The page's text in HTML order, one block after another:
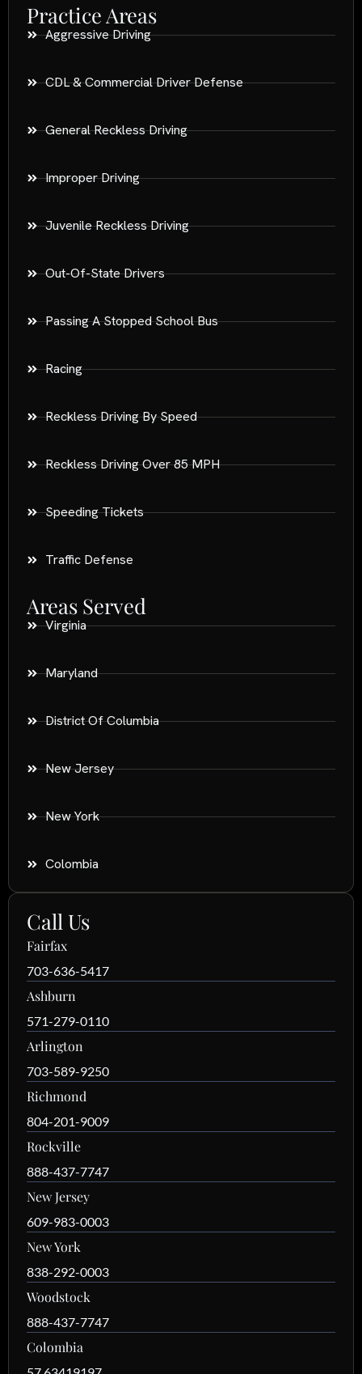
Practice Areas
Aggressive Driving
CDL & Commercial Driver Defense
General Reckless Driving
Improper Driving
Juvenile Reckless Driving
Out-Of-State Drivers
Passing A Stopped School Bus
Racing
Reckless Driving By Speed
Reckless Driving Over 85 MPH
Speeding Tickets
Traffic Defense
Areas Served
Virginia
Maryland
District Of Columbia
New Jersey
New York
Colombia
Call Us
Fairfax
703-636-5417
Ashburn
571-279-0110
Arlington
703-589-9250
Richmond
804-201-9009
Rockville
888-437-7747
New Jersey
609-983-0003
New York
838-292-0003
Woodstock
888-437-7747
Colombia